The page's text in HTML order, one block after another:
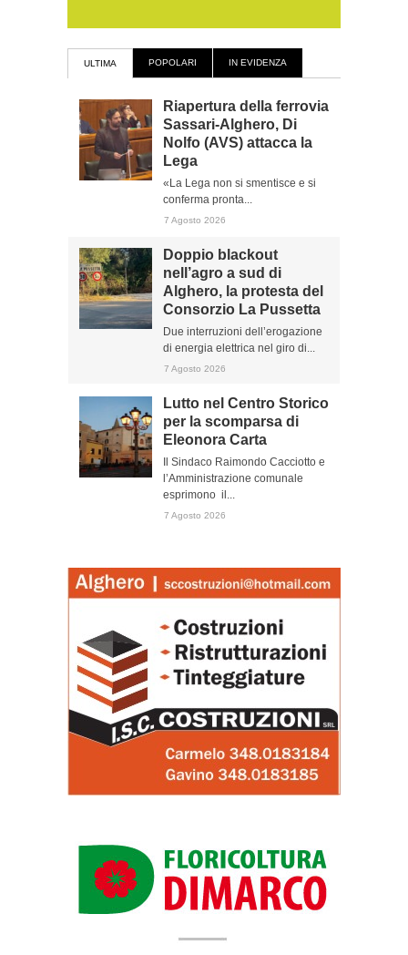
ULTIMA POPOLARI IN EVIDENZA
Riapertura della ferrovia
Sassari-Alghero, Di
Nolfo (AVS) attacca la
Lega
«La Lega non si smentisce e si
conferma pronta...
7 Agosto 2026
Doppio blackout
nell’agro a sud di
Alghero, la protesta del
Consorzio La Pussetta
Due interruzioni dell’erogazione
di energia elettrica nel giro di...
7 Agosto 2026
Lutto nel Centro Storico
per la scomparsa di
Eleonora Carta
Il Sindaco Raimondo Cacciotto e
l’Amministrazione comunale
esprimono il...
7 Agosto 2026